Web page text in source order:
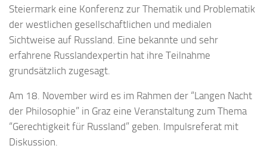
Steiermark eine Konferenz zur Thematik und Problematik
der westlichen gesellschaftlichen und medialen
Sichtweise auf Russland. Eine bekannte und sehr
erfahrene Russlandexpertin hat ihre Teilnahme
grundsätzlich zugesagt.
Am 18. November wird es im Rahmen der “Langen Nacht
der Philosophie” in Graz eine Veranstaltung zum Thema
“Gerechtigkeit für Russland” geben. Impulsreferat mit
Diskussion.